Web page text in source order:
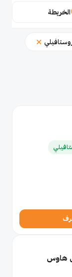
الخريطة
هاوس